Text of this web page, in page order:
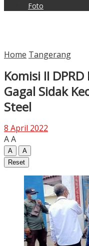
Foto
Home Tangerang
Komisi II
Gagal Sidak
Steel
8 April 2022
AA
A
A
Reset